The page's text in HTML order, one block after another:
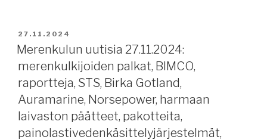
100
tulee,
Sanna
Sonnisen
haastattelu,
Ship
Happens,
JULKAISTU
27.11.2024
Merenkulun uutisia 27.11.2024:
merenkulkijoiden palkat, BIMCO,
raportteja, STS, Birka Gotland,
Auramarine, Norsepower, harmaan
laivaston päätteet, pakotteita,
painolastivedenkäsittelyjärjestelmät,